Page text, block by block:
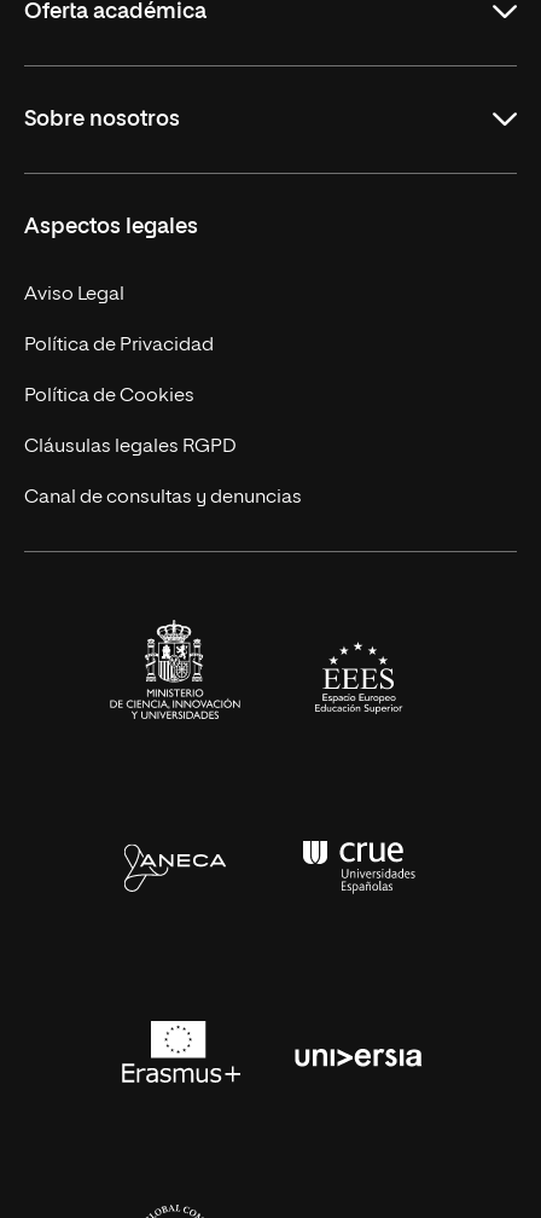
Oferta académica
Másteres Oficiales
Doctorados
Experto Universitario
Postgrados
Cursos Universitarios
Sobre nosotros
Facultades
Nuestro Equipo
Trabaja en UNIR
Actualidad
UNIR Revista
Eventos
Aspectos legales
Aviso Legal
Política de Privacidad
Política de Cookies
Cláusulas legales RGPD
Canal de consultas y denuncias